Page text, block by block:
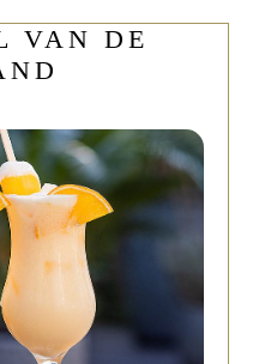
VAN DE